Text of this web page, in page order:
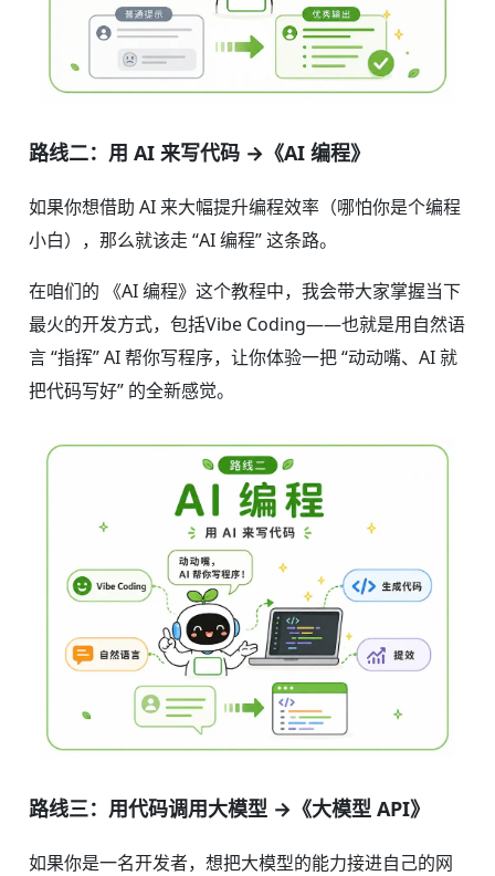
路线二：用 AI 来写代码 →《AI 编程》
如果你想借助 AI 来大幅提升编程效率（哪怕你是个编程
小白），那么就该走 “AI 编程” 这条路。
在咱们的 《AI 编程》这个教程中，我会带大家掌握当下
最火的开发方式，包括Vibe Coding——也就是用自然语
言 “指挥” AI 帮你写程序，让你体验一把 “动动嘴、AI 就
把代码写好” 的全新感觉。
路线三：用代码调用大模型 →《大模型 API》
如果你是一名开发者，想把大模型的能力接进自己的网